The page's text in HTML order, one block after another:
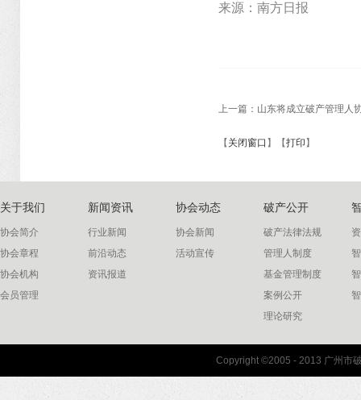
来源：南方日报
上一篇： 山东将成立破产管理人
【 关闭窗口 】【打印 】
关于我们
协会简介
协会章程
协会机构
会员管理
新闻资讯
行业新闻
前沿动态
资讯报道
协会动态
协会新闻
活动宣传
破产公开
破产法律法规
管理人制度
基金管理制度
案例公开
理论研究
联系我们
Copyright ©2005 - 2013 广州市